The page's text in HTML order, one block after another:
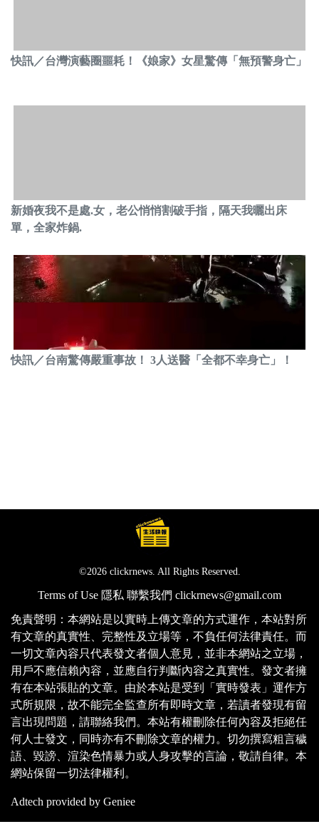
快訊／台灣演藝圈噩耗！《娘家》女星驚傳「無預警身亡」
新婚夜我不是處.女，老公悄悄割破手指，隔天我曬出床
單，全家炸鍋.
快訊／台南驚傳嚴重事故！ 3人送醫「全都不幸身亡」！
©2026 clickrnews. All Rights Reserved.
Terms of Use 隱私 聯繫我們 clickrnews@gmail.com
免責聲明：本網站是以實時上傳文章的方式運作，本站對所
有文章的真實性、完整性及立場等，不負任何法律責任。而
一切文章內容只代表發文者個人意見，並非本網站之立場，
用戶不應信賴內容，並應自行判斷內容之真實性。發文者擁
有在本站張貼的文章。由於本站是受到「實時發表」運作方
式所規限，故不能完全監查所有即時文章，若讀者發現有留
言出現問題，請聯絡我們。本站有權刪除任何內容及拒絕任
何人士發文，同時亦有不刪除文章的權力。切勿撰寫粗言穢
語、毀謗、渲染色情暴力或人身攻擊的言論，敬請自律。本
網站保留一切法律權利。
Adtech provided by Geniee